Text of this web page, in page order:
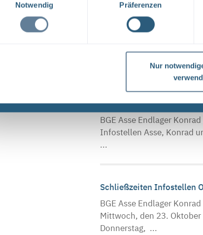
Notwendig
Präferenzen
Nur
Öffentlichkeitsarbeit in
BGE Endlager Konrad
Pandemie stark
Bergwerksbesichtigungen
Infostellen wegen
BGE Asse Endlager
Infostellen Asse, Konrad
...
Schließzeiten Infostellen
BGE Asse Endlager
Mittwoch, den 23.
Donnerstag, ...